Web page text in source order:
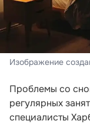
Изображение
Проблемы со
регулярных
специалисты